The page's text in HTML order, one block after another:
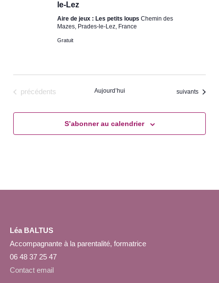
le-Lez
Aire de jeux : Les petits loups Chemin des
Mazes, Prades-le-Lez, France
Gratuit
Évènements
précédents Aujourd’hui Évènements
suivants
S’abonner au calendrier
Léa BALTUS
Accompagnante à la parentalité, formatrice
06 48 37 25 47
Contact email